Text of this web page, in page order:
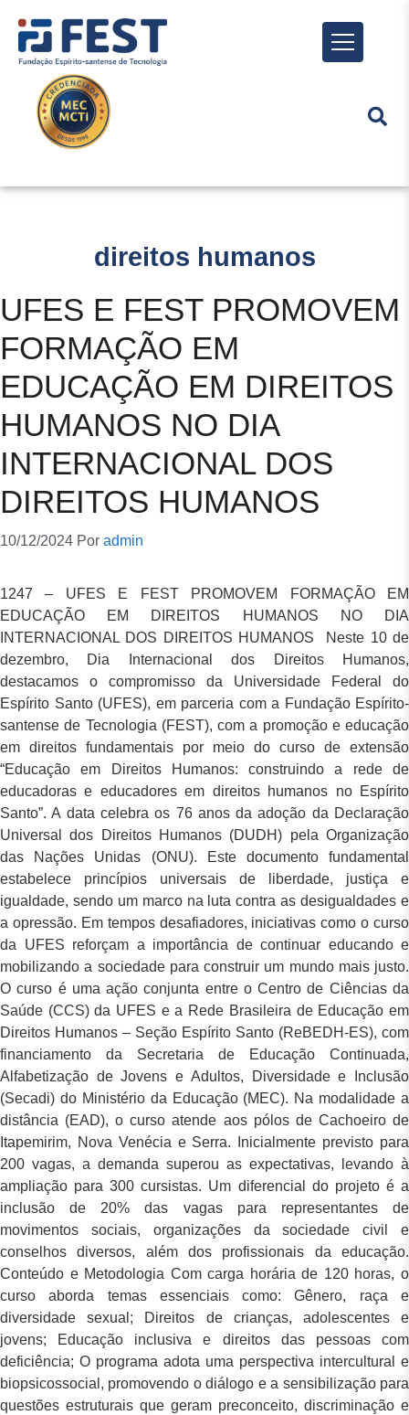
Menu
direitos humanos
UFES E FEST PROMOVEM
FORMAÇÃO EM
EDUCAÇÃO EM DIREITOS
HUMANOS NO DIA
INTERNACIONAL DOS
DIREITOS HUMANOS
10/12/2024 Por admin
1247 – UFES E FEST PROMOVEM FORMAÇÃO EM
EDUCAÇÃO EM DIREITOS HUMANOS NO DIA
INTERNACIONAL DOS DIREITOS HUMANOS Neste 10 de
dezembro, Dia Internacional dos Direitos Humanos,
destacamos o compromisso da Universidade Federal do
Espírito Santo (UFES), em parceria com a Fundação Espírito-
santense de Tecnologia (FEST), com a promoção e educação
em direitos fundamentais por meio do curso de extensão
“Educação em Direitos Humanos: construindo a rede de
educadoras e educadores em direitos humanos no Espírito
Santo”. A data celebra os 76 anos da adoção da Declaração
Universal dos Direitos Humanos (DUDH) pela Organização
das Nações Unidas (ONU). Este documento fundamental
estabelece princípios universais de liberdade, justiça e
igualdade, sendo um marco na luta contra as desigualdades e
a opressão. Em tempos desafiadores, iniciativas como o curso
da UFES reforçam a importância de continuar educando e
mobilizando a sociedade para construir um mundo mais justo.
O curso é uma ação conjunta entre o Centro de Ciências da
Saúde (CCS) da UFES e a Rede Brasileira de Educação em
Direitos Humanos – Seção Espírito Santo (ReBEDH-ES), com
financiamento da Secretaria de Educação Continuada,
Alfabetização de Jovens e Adultos, Diversidade e Inclusão
(Secadi) do Ministério da Educação (MEC). Na modalidade a
distância (EAD), o curso atende aos pólos de Cachoeiro de
Itapemirim, Nova Venécia e Serra. Inicialmente previsto para
200 vagas, a demanda superou as expectativas, levando à
ampliação para 300 cursistas. Um diferencial do projeto é a
inclusão de 20% das vagas para representantes de
movimentos sociais, organizações da sociedade civil e
conselhos diversos, além dos profissionais da educação.
Conteúdo e Metodologia Com carga horária de 120 horas, o
curso aborda temas essenciais como: Gênero, raça e
diversidade sexual; Direitos de crianças, adolescentes e
jovens; Educação inclusiva e direitos das pessoas com
deficiência; O programa adota uma perspectiva intercultural e
biopsicossocial, promovendo o diálogo e a sensibilização para
questões estruturais que geram preconceito, discriminação e